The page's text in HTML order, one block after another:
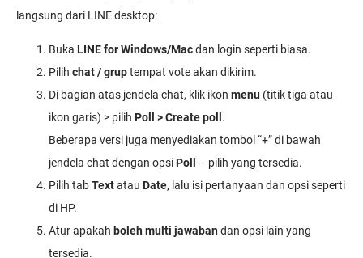
langsung dari LINE desktop:
Buka LINE for Windows/Macdan login seperti biasa.
Pilih chat / gruptempat vote akan dikirim.
Di bagian atas jendela chat, klik ikon menu (titik tiga atau
ikon garis) > pilih Poll > Create poll .
Beberapa versi juga menyediakan tombol “+” di bawah
jendela chat dengan opsiPoll
– pilih yang tersedia.
Pilih tabTextatau Date, lalu isi pertanyaan dan opsi seperti
di HP.
Atur apakah boleh multi jawabandan opsi lain yang
tersedia.